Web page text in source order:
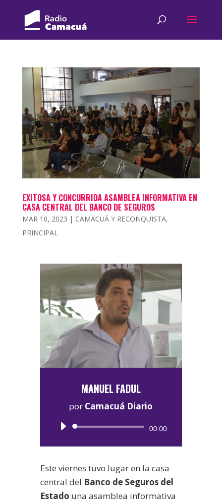
EXITOSA Y CONCURRIDA ASAMBLEA INFORMATIVA EN
CASA CENTRAL DEL BANCO DE SEGUROS
MAR 10, 2023 | CAMACUÁ Y RECONQUISTA,
PRINCIPAL
MANUEL FADUL
por Camacuá Diario
Reproductor
00:00
Este viernes tuvo lugar en la casa
central del Banco de Seguros del
Estado una asamblea informativa